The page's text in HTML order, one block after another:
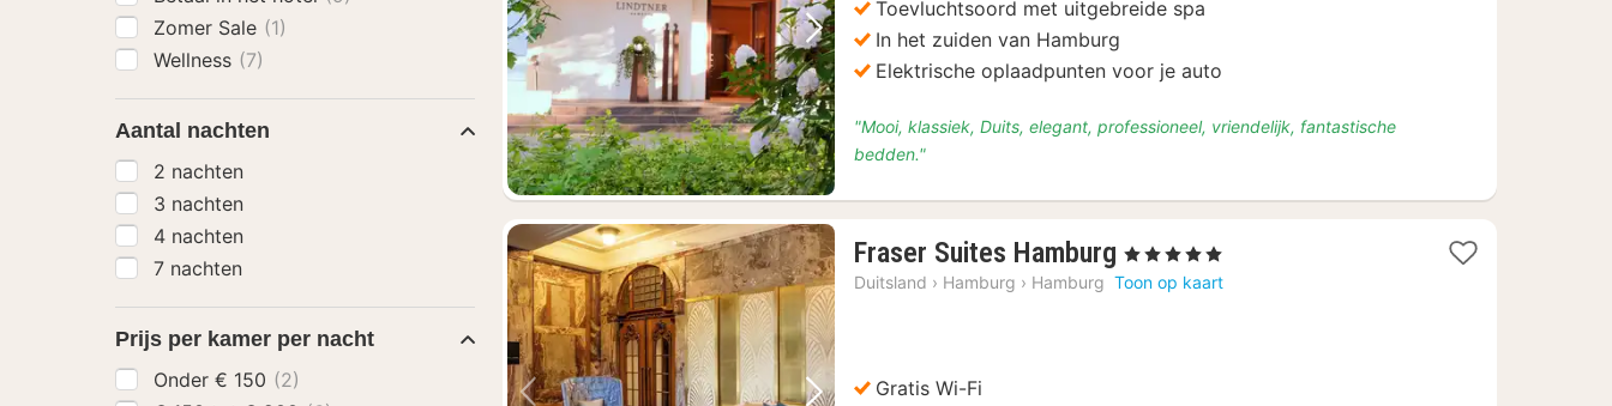
Vorige foto Volgende foto
Toevluchtsoord met uitgebreide spa
In het zuiden van Hamburg
Elektrische oplaadpunten voor je auto
"Mooi, klassiek, Duits, elegant, professioneel, vriendelijk, fantastische
bedden."
Fraser Suites Hamburg 1
nacht
, 5 Sterren
Duitsland › Hamburg › Hamburg Toon op kaart
Gratis Wi-Fi
Zomer Sale (1)
Wellness (7)
Aantal nachten
2 nachten
3 nachten
4 nachten
7 nachten
Prijs per kamer per nacht
Onder € 150 (2)